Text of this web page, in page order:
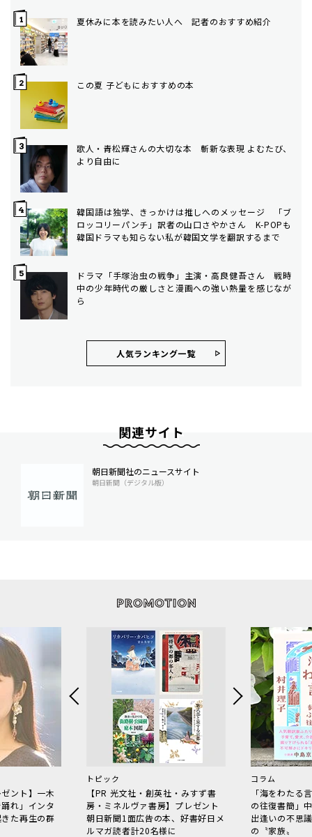
夏休みに本を読みたい人へ 記者のおすすめ紹介
この夏 子どもにおすすめの本
歌人・青松輝さんの大切な本 斬新な表現 よむたび、
より自由に
韓国語は独学、きっかけは推しへのメッセージ 「ブ
ロッコリーパンチ」訳者の山口さやかさん K-POPも
韓国ドラマも知らない私が韓国文学を翻訳するまで
ドラマ「手塚治虫の戦争」主演・高良健吾さん 戦時
中の少年時代の厳しさと漫画への強い熱量を感じなが
ら
人気ランキング⼀覧
関連サイト
朝日新聞社のニュースサイト
朝日新聞（デジタル版）
ント】一木
れ」インタ
た再生の群
トピック
【PR 光文社・創英社・みすず書
房・ミネルヴァ書房】プレゼント
朝日新聞1面広告の本、好書好日メ
ルマガ読者計20名様に
コラム
「海をわた
の往復書簡」
出逢いの不思
の〝家族〟